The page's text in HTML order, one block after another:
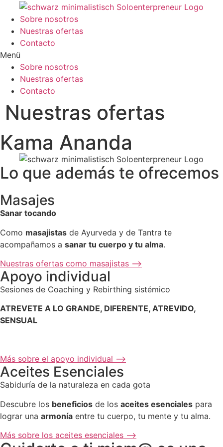
Inhalt
wechseln
Sobre nosotros
Nuestras ofertas
Contacto
Menü
Sobre nosotros
Nuestras ofertas
Contacto
Nuestras ofertas
Kama Ananda
Lo que además te ofrecemos
Masajes
Sanar tocando
Como masajistas de Ayurveda y de Tantra te
acompañamos a sanar tu cuerpo y tu alma.
Nuestras ofertas como masajistas ⟶
Apoyo individual
Sesiones de Coaching y Rebirthing sistémico
ATREVETE A LO GRANDE, DIFERENTE, ATREVIDO,
SENSUAL
Más sobre el apoyo individual ⟶
Aceites Esenciales
Sabiduría de la naturaleza en cada gota
Descubre los beneficios de los aceites esenciales para
lograr una armonía entre tu cuerpo, tu mente y tu alma.
Más sobre los aceites esenciales ⟶